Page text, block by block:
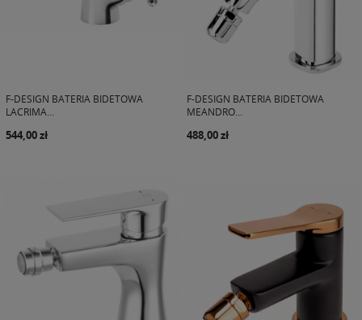
F-DESIGN BATERIA BIDETOWA
LACRIMA...
544,00 zł
F-DESIGN BATERIA BIDETOWA
MEANDRO...
488,00 zł